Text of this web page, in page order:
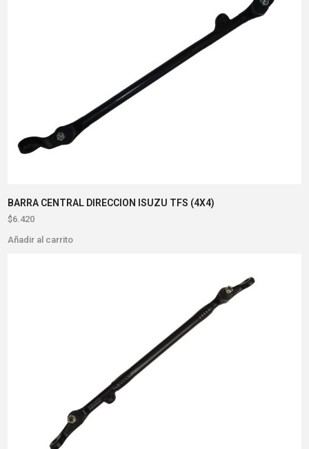
BARRA CENTRAL DIRECCION ISUZU TFS (4X4)
$6.420
Añadir al carrito